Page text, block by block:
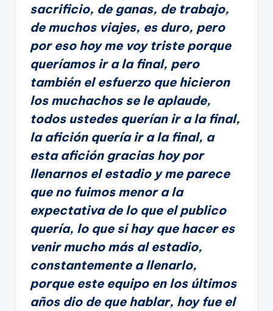
sacrificio, de ganas, de trabajo,
de muchos viajes, es duro, pero
por eso hoy me voy triste porque
queríamos ir a la final, pero
también el esfuerzo que hicieron
los muchachos se le aplaude,
todos ustedes querían ir a la final,
la afición quería ir a la final, a
esta afición gracias hoy por
llenarnos el estadio y me parece
que no fuimos menor a la
expectativa de lo que el publico
quería, lo que si hay que hacer es
venir mucho más al estadio,
constantemente a llenarlo,
porque este equipo en los últimos
años dio de que hablar, hoy fue el